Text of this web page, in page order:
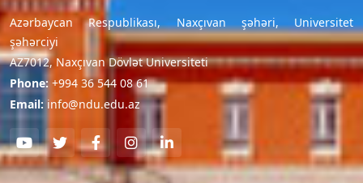
Azərbaycan Respublikası, Naxçıvan şəhəri, Universitet
şəhərciyi
AZ7012, Naxçıvan Dövlət Universiteti
Phone: +994 36 544 08 61
Email: info@ndu.edu.az